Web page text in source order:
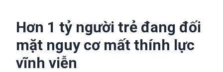
Hơn 1 tỷ người trẻ đang đối
mặt nguy cơ mất thính lực
vĩnh viễn